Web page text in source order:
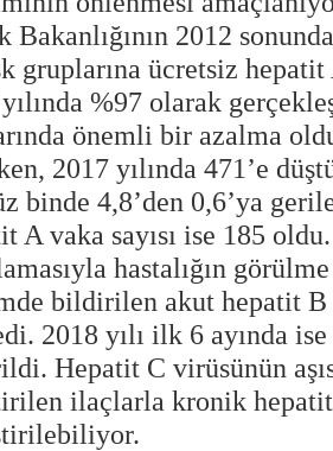
Bakanlığının 2012
gruplarına ücretsiz hepatit
%97 olarak
önemli bir azalma
2017 yılında 471’e
binde 4,8’den 0,6’ya
A vaka sayısı ise 185
hastalığın
bildirilen akut hepatit B
2018 yılı ilk 6 ayında
Hepatit C virüsünün
ilaçlarla kronik hepatit